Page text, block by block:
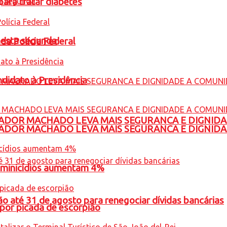
segunda
MACHADO LEVA MAIS SEGURANCA E
até 31 de agosto para renegociar dívidas bancárias
Polícia Federal
à Presidência
MACHADO LEVA MAIS SEGURANCA E
aumentam 4%
picada de escorpião